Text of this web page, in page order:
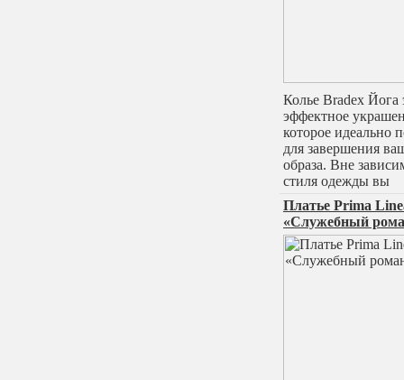
Колье Bradex Йога
эффектное
которое идеально
для завершения
образа. Вне
стиля одежды вы
Платье Prima
«Служебный